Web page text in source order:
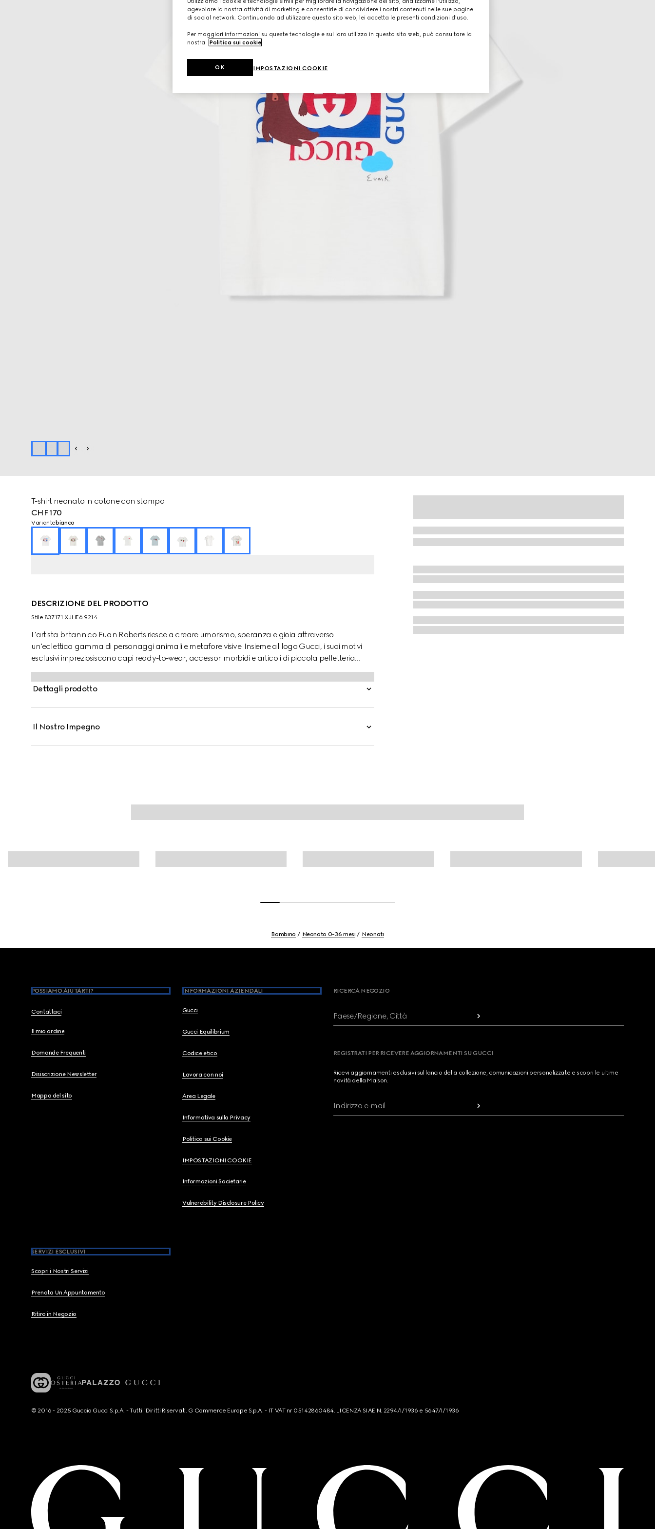
T-shirt neonato in cotone con stampa
CHF 170
Variante bianco
DESCRIZIONE DEL PRODOTTO
Stile ‎837171 XJHE6 9214
L'artista britannico Euan Roberts riesce a creare umorismo, speranza e gioia attraverso
un'eclettica gamma di personaggi animali e metafore visive. Insieme al logo Gucci, i suoi motivi
esclusivi impreziosiscono capi ready-to-wear, accessori morbidi e articoli di piccola pelletteria
della collezione bambini Pre-Fall 2025.
Dettagli prodotto
Il Nostro Impegno
Bambino Neonato 0-36 mesi Neonati
POSSIAMO AIUTARTI?
Contattaci
Il mio ordine
Domande Frequenti
Disiscrizione Newsletter
Mappa del sito
INFORMAZIONI AZIENDALI
Gucci
Gucci Equilibrium
Codice etico
Lavora con noi
Area Legale
Informativa sulla Privacy
Politica sui Cookie
IMPOSTAZIONI COOKIE
Informazioni Societarie
Vulnerability Disclosure Policy
SERVIZI ESCLUSIVI
Scopri i Nostri Servizi
Prenota Un Appuntamento
Ritiro in Negozio
RICERCA NEGOZIO
Paese/Regione, Città
REGISTRATI PER RICEVERE AGGIORNAMENTI SU GUCCI
Ricevi aggiornamenti esclusivi sul lancio della collezione, comunicazioni personalizzate e scopri le ultime
novità della Maison.
Indirizzo e-mail
© 2016 - 2025 Guccio Gucci S.p.A. - Tutti i Diritti Riservati. G Commerce Europe S.p.A. - IT VAT nr 05142860484. LICENZA SIAE N. 2294/I/1936 e 5647/I/1936
agevolare la nostra attività di marketing e consentirle di condividere i nostri contenuti nelle sue pagine
di social network. Continuando ad utilizzare questo sito web, lei accetta le presenti condizioni d'uso.
Per maggiori informazioni su queste tecnologie e sul loro utilizzo in questo sito web, può consultare la
nostra
Politica sui cookie
IMPOSTAZIONI COOKIE
OK